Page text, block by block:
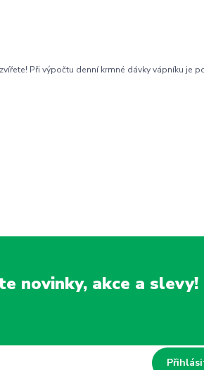
Při výpočtu denní krmné dávky vápníku je
novinky, akce a slevy!